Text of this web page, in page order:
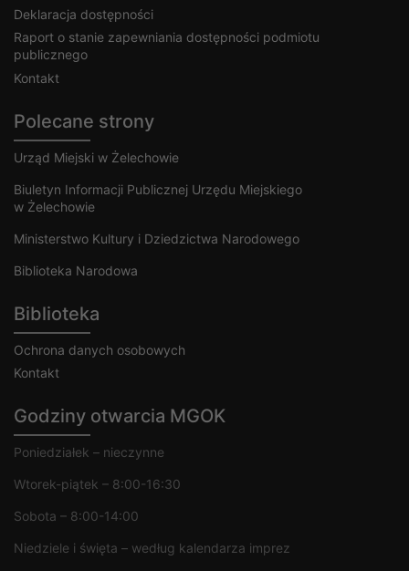
Deklaracja dostępności
Raport o stanie zapewniania dostępności podmiotu
publicznego
Kontakt
Polecane strony
Urząd Miejski w Żelechowie
Biuletyn Informacji Publicznej Urzędu Miejskiego
w Żelechowie
Ministerstwo Kultury i Dziedzictwa Narodowego
Biblioteka Narodowa
Biblioteka
Ochrona danych osobowych
Kontakt
Godziny otwarcia MGOK
Poniedziałek – nieczynne
Wtorek-piątek – 8:00-16:30
Sobota – 8:00-14:00
Niedziele i święta – według kalendarza imprez